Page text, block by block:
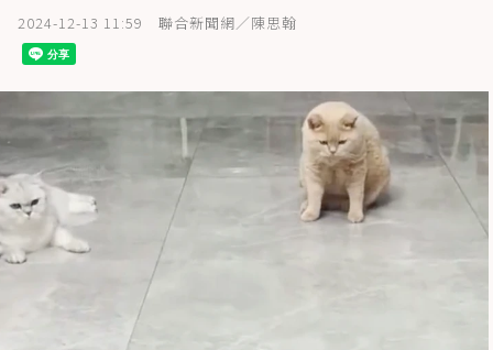
2024-12-13 11:59 聯合新聞網／陳思翰